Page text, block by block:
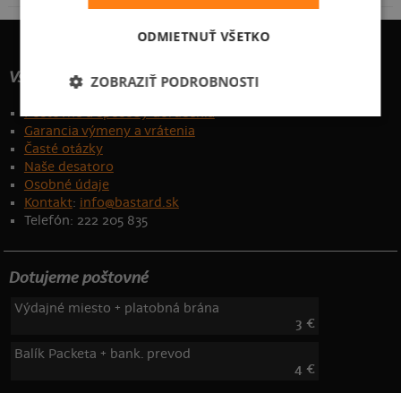
Všetko o nákupe
Poštovné a spôsoby doručenia
Garancia výmeny a vrátenia
Časté otázky
Naše desatoro
Osobné údaje
Kontakt: info@bastard.sk
Telefón: 222 205 835
Dotujeme poštovné
Výdajné miesto + platobná brána
3 €
Balík Packeta + bank. prevod
4 €
ODMIETNUŤ VŠETKO
ZOBRAZIŤ PODROBNOSTI